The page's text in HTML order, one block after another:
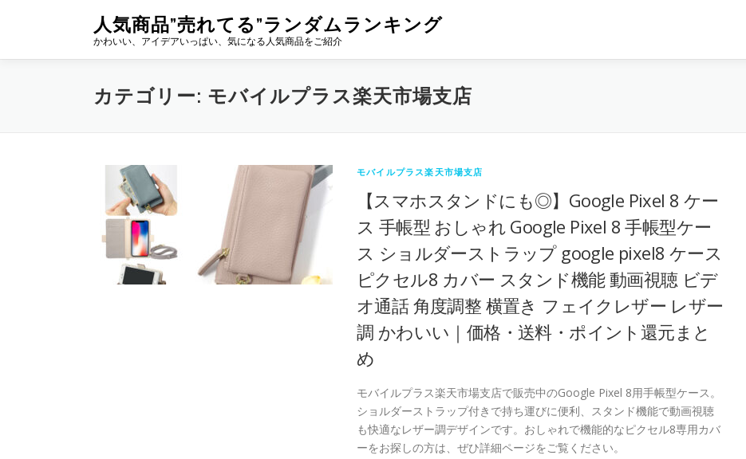
ン
人気商品”売れてる”ランダムランキング
かわいい、アイデアいっぱい、気になる人気商品をご紹介
カテゴリー: モバイルプラス楽天市場支店
モバイルプラス楽天市場支店
【スマホスタンドにも◎】Google Pixel 8 ケー
ス 手帳型 おしゃれ Google Pixel 8 手帳型ケー
ス ショルダーストラップ google pixel8 ケース
ピクセル8 カバー スタンド機能 動画視聴 ビデ
オ通話 角度調整 横置き フェイクレザー レザー
調 かわいい｜価格・送料・ポイント還元まと
め
モバイルプラス楽天市場支店で販売中のGoogle Pixel 8用手帳型ケース。
ショルダーストラップ付きで持ち運びに便利、スタンド機能で動画視聴
も快適なレザー調デザインです。おしゃれで機能的なピクセル8専用カバ
ーをお探しの方は、ぜひ詳細ページをご覧ください。